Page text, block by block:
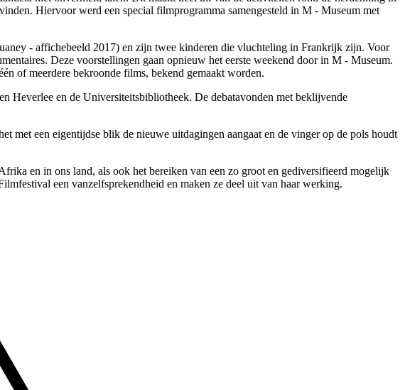
Hiervoor werd een special filmprogramma samengesteld in M - Museum met
- affichebeeld 2017) en zijn twee kinderen die vluchteling in Frankrijk zijn. Voor
Deze voorstellingen gaan opnieuw het eerste weekend door in M - Museum.
of meerdere bekroonde films, bekend gemaakt worden.
Heverlee en de Universiteitsbibliotheek. De debatavonden met beklijvende
met een eigentijdse blik de nieuwe uitdagingen aangaat en de vinger op de pols houdt
en in ons land, als ook het bereiken van een zo groot en gediversifieerd mogelijk
een vanzelfsprekendheid en maken ze deel uit van haar werking.